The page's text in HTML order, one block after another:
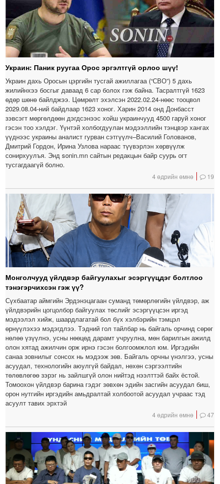
Украин: Паник руугаа Орос эргэлтгүй орлоо шүү!
Украин дахь Оросын цэргийн тусгай ажиллагаа (“СВО”) 5 дахь
жилийнхээ босгыг даваад 6 сар болох гэж байна. Тасралтгүй 1623
өдөр шөнө байлджээ. Цөмрөлт эхэлсэн 2022.02.24-нөөс тооцвол
2029.08.04-ний байдлаар 1623 хоног. Харин 2014 онд Донбасст
зэвсэгт мөргөлдөөн дэгдсэнээс хойш украинчууд 4500 гаруй хоног
гэсэн тоо хэлдэг. Үүнтэй холбогдуулан мэдээллийн тэнцвэр хангах
үүднээс украины аналист гурван сэтгүүлч–Василий Голованов,
Дмитрий Гордон, Ирина Узлова нараас түүвэрлэн хөрвүүлж
сонирхуулъя. Энд sonin.mn сайтын редакцын байр суурь огт
тусгагдаагүй болно.
4 өдрийн өмнө 19
Монголчууд үйлдвэр байгуулахыг эсэргүүцдэг болтлоо
тэнэгэрчихсэн гэж үү?
Сүхбаатар аймгийн Эрдэнэцагаан суманд төмөрлөгийн үйлдвэр, аж
үйлдвэрийн цогцолбор байгуулах төслийг эсэргүүцсэн иргэд
мэдээлэл хийж, шаардлагатай бол бүх хэлбэрийн тэмцэл
өрнүүлэхээ мэдэгдлээ. Тэдний гол тайлбар нь байгаль орчинд сөрөг
нөлөө үзүүлнэ, усны нөөцөд дарамт учруулна, мөн барилгын ажилд
олон хятад ажилчин орж ирнэ гэсэн болгоомжлол юм. Иргэдийн
санаа зовнилыг сонсох нь мэдээж зөв. Байгаль орчны үнэлгээ, усны
асуудал, технологийн аюулгүй байдал, нөхөн сэргээлтийн
төлөвлөгөө зэрэг нь зайлшгүй олон нийтэд нээлттэй байх ёстой.
Томоохон үйлдвэр барина гэдэг зөвхөн эдийн засгийн асуудал биш,
орон нутгийн иргэдийн амьдралтай холбоотой асуудал учраас тэд
асуулт тавих эрхтэй
4 өдрийн өмнө 47